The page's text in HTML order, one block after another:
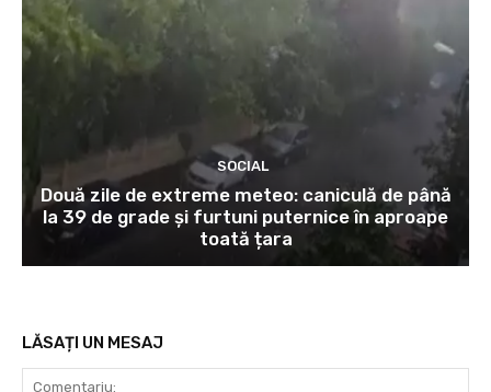
SOCIAL
Două zile de extreme meteo: caniculă de până
la 39 de grade și furtuni puternice în aproape
toată țara
LĂSAȚI UN MESAJ